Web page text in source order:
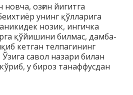
озғин йигитга
унинг қўлларига
нозик, ингичка
қўйишини билмас, дамба-
кетган телпагининг
савол назари билан
у бироз танаффусдан